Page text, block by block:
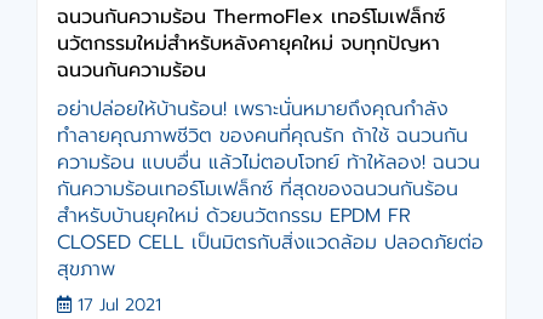
ฉนวนกันความร้อน ThermoFlex เทอร์โมเฟล็กซ์
นวัตกรรมใหม่สำหรับหลังคายุคใหม่ จบทุกปัญหา
ฉนวนกันความร้อน
อย่าปล่อยให้บ้านร้อน! เพราะนั่นหมายถึงคุณกำลัง
ทำลายคุณภาพชีวิต ของคนที่คุณรัก ถ้าใช้ ฉนวนกัน
ความร้อน แบบอื่น แล้วไม่ตอบโจทย์ ท้าให้ลอง! ฉนวน
กันความร้อนเทอร์โมเฟล็กซ์ ที่สุดของฉนวนกันร้อน
สำหรับบ้านยุคใหม่ ด้วยนวัตกรรม EPDM FR
CLOSED CELL เป็นมิตรกับสิ่งแวดล้อม ปลอดภัยต่อ
สุขภาพ
17 Jul 2021